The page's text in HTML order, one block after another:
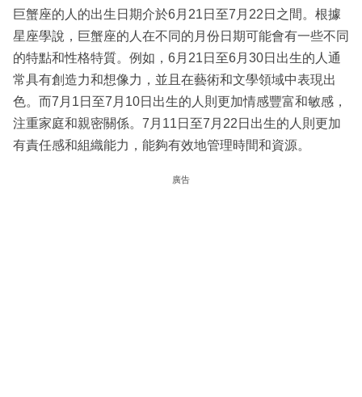
巨蟹座的人的出生日期介於6月21日至7月22日之間。根據
星座學說，巨蟹座的人在不同的月份日期可能會有一些不同
的特點和性格特質。例如，6月21日至6月30日出生的人通
常具有創造力和想像力，並且在藝術和文學領域中表現出
色。而7月1日至7月10日出生的人則更加情感豐富和敏感，
注重家庭和親密關係。7月11日至7月22日出生的人則更加
有責任感和組織能力，能夠有效地管理時間和資源。
廣告